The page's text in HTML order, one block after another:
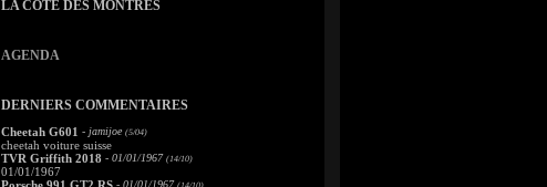
LA COTE DES MONTRES
AGENDA
DERNIERS COMMENTAIRES
Cheetah G601 - jamijoe (5/04)
cheetah voiture suisse
TVR Griffith 2018 - 01/01/1967 (14/10)
01/01/1967
- 01/01/1967